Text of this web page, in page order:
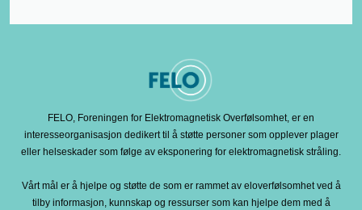
FELO, Foreningen for Elektromagnetisk Overfølsomhet, er en
interesseorganisasjon dedikert til å støtte personer som opplever plager
eller helseskader som følge av eksponering for elektromagnetisk stråling.
Vårt mål er å hjelpe og støtte de som er rammet av eloverfølsomhet ved å
tilby informasjon, kunnskap og ressurser som kan hjelpe dem med å